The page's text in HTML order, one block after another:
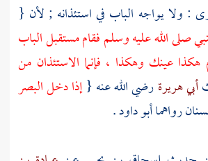
: ولا يواجه الباب في استئذانه ; لأن {
صلى الله عليه وسلم فقام مستقبل الباب
هكذا عينك وهكذا ، فإنما الاستئذان من
أبي هريرةرضي الله عنه {إذا دخل البصر
رواهماأبو داود.